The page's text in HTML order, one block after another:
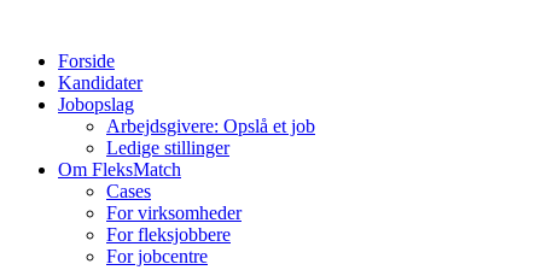
Forside
Kandidater
Jobopslag
Arbejdsgivere: Opslå et job
Ledige stillinger
Om FleksMatch
Cases
For virksomheder
For fleksjobbere
For jobcentre